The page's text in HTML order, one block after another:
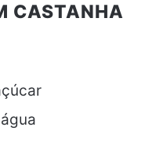
CASTANHA